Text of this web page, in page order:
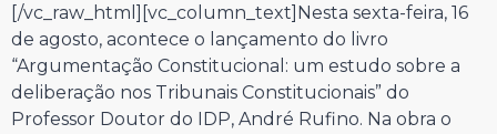
[/vc_raw_html][vc_column_text]Nesta sexta-feira, 16
de agosto, acontece o lançamento do livro
“Argumentação Constitucional: um estudo sobre a
deliberação nos Tribunais Constitucionais” do
Professor Doutor do IDP, André Rufino. Na obra o